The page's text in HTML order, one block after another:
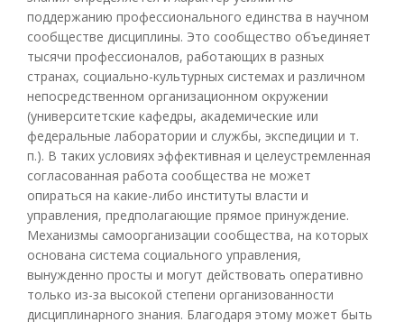
поддержанию профессионального единства в научном
сообществе дисциплины. Это сообщество объединяет
тысячи профессионалов, работающих в разных
странах, социально-культурных системах и различном
непосредственном организационном окружении
(университетские кафедры, академические или
федеральные лаборатории и службы, экспедиции и т.
п.). В таких условиях эффективная и целеустремленная
согласованная работа сообщества не может
опираться на какие-либо институты власти и
управления, предполагающие прямое принуждение.
Механизмы самоорганизации сообщества, на которых
основана система социального управления,
вынужденно просты и могут действовать оперативно
только из-за высокой степени организованности
дисциплинарного знания. Благодаря этому может быть